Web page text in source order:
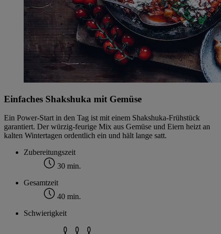
Einfaches Shakshuka mit Gemüse
Ein Power-Start in den Tag ist mit einem Shakshuka-Frühstück
garantiert. Der würzig-feurige Mix aus Gemüse und Eiern heizt an
kalten Wintertagen ordentlich ein und hält lange satt.
Zubereitungszeit
30 min.
Gesamtzeit
40 min.
Schwierigkeit